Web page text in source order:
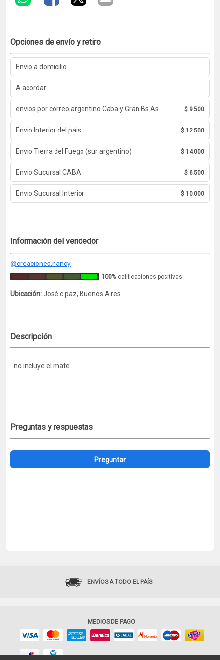
Opciones de envío y retiro
Envío a domicilio
A acordar
envios por correo argentino Caba y Gran Bs As $ 9.500
Envio Interior del pais $ 12.500
Envio Tierra del Fuego (sur argentino) $ 14.000
Envio Sucursal CABA $ 6.500
Envio Sucursal Interior $ 10.000
Información del vendedor
@creaciones.nancy
100% calificaciones positivas
Ubicación:José c paz, Buenos Aires.
Descripción
no incluye el mate
Preguntas y respuestas
Preguntar
ENVÍOS A TODO EL PAÍS
MEDIOS DE PAGO